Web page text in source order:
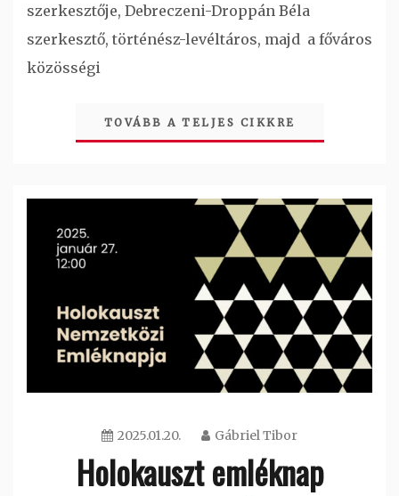
szerkesztője, Debreczeni-Droppán Béla
szerkesztő, történész-levéltáros, majd a főváros
közösségi
TOVÁBB A TELJES CIKKRE
2025.01.20. Gábriel Tibor
Holokauszt emléknap